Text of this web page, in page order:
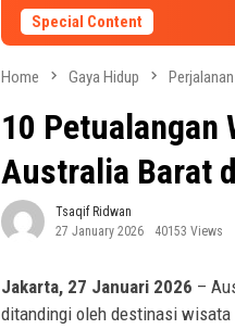
Special Content
Home Gaya Hidup Perjalanan
10 Petualangan
Australia Barat
Tsaqif Ridwan
27 January 2026
40153 Views
Jakarta, 27 Januari 2026 –
ditandingi oleh destinasi